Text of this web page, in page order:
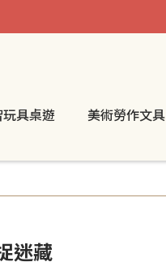
玩具桌遊 美術勞作文具
迷藏